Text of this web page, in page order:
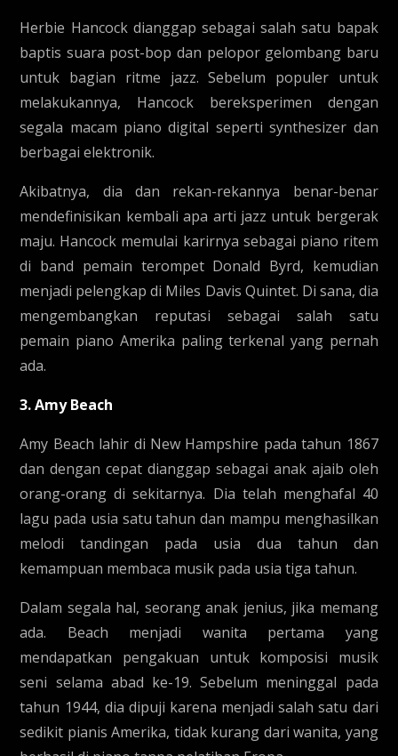
Herbie Hancock dianggap sebagai salah satu bapak
baptis suara post-bop dan pelopor gelombang baru
untuk bagian ritme jazz. Sebelum populer untuk
melakukannya, Hancock bereksperimen dengan
segala macam piano digital seperti synthesizer dan
berbagai elektronik.
Akibatnya, dia dan rekan-rekannya benar-benar
mendefinisikan kembali apa arti jazz untuk bergerak
maju. Hancock memulai karirnya sebagai piano ritem
di band pemain terompet Donald Byrd, kemudian
menjadi pelengkap di Miles Davis Quintet. Di sana, dia
mengembangkan reputasi sebagai salah satu
pemain piano Amerika paling terkenal yang pernah
ada.
3. Amy Beach
Amy Beach lahir di New Hampshire pada tahun 1867
dan dengan cepat dianggap sebagai anak ajaib oleh
orang-orang di sekitarnya. Dia telah menghafal 40
lagu pada usia satu tahun dan mampu menghasilkan
melodi tandingan pada usia dua tahun dan
kemampuan membaca musik pada usia tiga tahun.
Dalam segala hal, seorang anak jenius, jika memang
ada. Beach menjadi wanita pertama yang
mendapatkan pengakuan untuk komposisi musik
seni selama abad ke-19. Sebelum meninggal pada
tahun 1944, dia dipuji karena menjadi salah satu dari
sedikit pianis Amerika, tidak kurang dari wanita, yang